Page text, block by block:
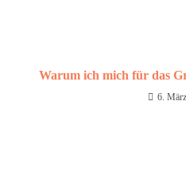
Warum ich mich für das
6.